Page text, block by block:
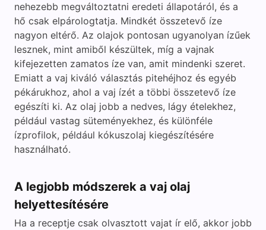
nehezebb megváltoztatni eredeti állapotáról, és a
hő csak elpárologtatja. Mindkét összetevő íze
nagyon eltérő. Az olajok pontosan ugyanolyan ízűek
lesznek, mint amiből készültek, míg a vajnak
kifejezetten zamatos íze van, amit mindenki szeret.
Emiatt a vaj kiváló választás pitehéjhoz és egyéb
pékárukhoz, ahol a vaj ízét a többi összetevő íze
egészíti ki. Az olaj jobb a nedves, lágy ételekhez,
például vastag süteményekhez, és különféle
ízprofilok, például kókuszolaj kiegészítésére
használható.
A legjobb módszerek a vaj olaj
helyettesítésére
Ha a receptje csak olvasztott vajat ír elő, akkor jobb